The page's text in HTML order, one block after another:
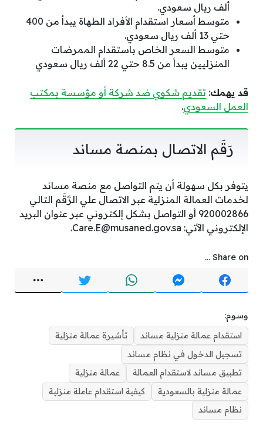
ألف ريال سعودي.
متوسط أسعار استقدام الأفراد الطهاة يبدأ من 400
حتي 13 ألف ريال سعودي.
متوسط السعر الخاص باستقدام الممرضات
المنزليين يبدأ من 8.5 حتي 22 ألف ريال سعودي
قد يهمك: تقديم شكوي ضد شركة أو مؤسسة بمكتب
العمل السعودي.
رَقَم الاتصال بمنصة مساند
يتوفر بكل سهولة أن يتم التواصل مع منصة مساند
لخدمات العمالة المنزلية عبر الاتصال علي الرَّقَم التالي
920002866 أو التواصل بشكل إلكتروني عبر عنوان البريد
الإلكتروني الآتي: Care.E@musaned.gov.sa.
Share on ...
وسوم:
استقدام عمالة منزلية مساند
تأشيرة عمالة منزلية
تسجيل الدخول في نظام مساند
تطبيق مساند لاستقدام العمالة
عمالة منزلية
عمالة منزلية بالسعودية
كيفية استقدام عاملة منزلية
نظام مساند